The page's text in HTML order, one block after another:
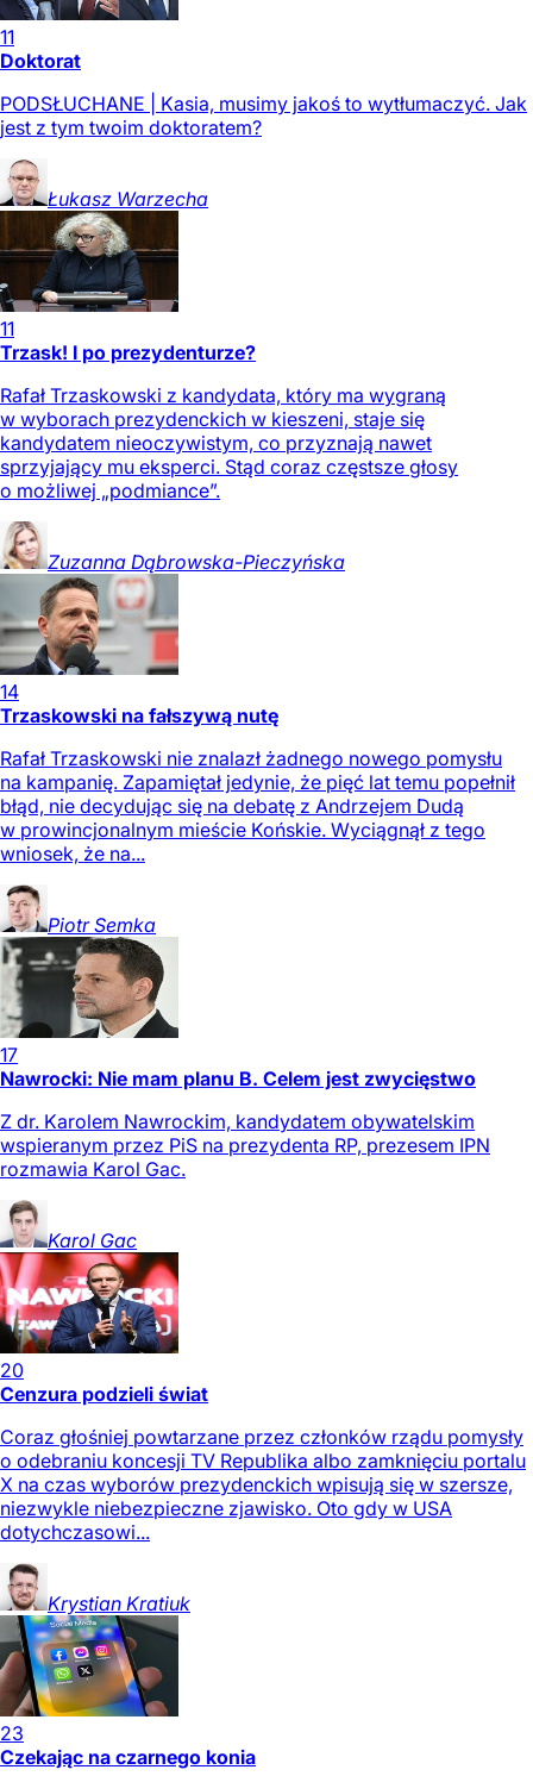
11
Doktorat
PODSŁUCHANE | Kasia, musimy jakoś to wytłumaczyć. Jak
jest z tym twoim doktoratem?
Łukasz Warzecha
11
Trzask! I po prezydenturze?
Rafał Trzaskowski z kandydata, który ma wygraną
w wyborach prezydenckich w kieszeni, staje się
kandydatem nieoczywistym, co przyznają nawet
sprzyjający mu eksperci. Stąd coraz częstsze głosy
o możliwej „podmiance”.
Zuzanna Dąbrowska-Pieczyńska
14
Trzaskowski na fałszywą nutę
Rafał Trzaskowski nie znalazł żadnego nowego pomysłu
na kampanię. Zapamiętał jedynie, że pięć lat temu popełnił
błąd, nie decydując się na debatę z Andrzejem Dudą
w prowincjonalnym mieście Końskie. Wyciągnął z tego
wniosek, że na...
Piotr Semka
17
Nawrocki: Nie mam planu B. Celem jest zwycięstwo
Z dr. Karolem Nawrockim, kandydatem obywatelskim
wspieranym przez PiS na prezydenta RP, prezesem IPN
rozmawia Karol Gac.
Karol Gac
20
Cenzura podzieli świat
Coraz głośniej powtarzane przez członków rządu pomysły
o odebraniu koncesji TV Republika albo zamknięciu portalu
X na czas wyborów prezydenckich wpisują się w szersze,
niezwykle niebezpieczne zjawisko. Oto gdy w USA
dotychczasowi...
Krystian Kratiuk
23
Czekając na czarnego konia